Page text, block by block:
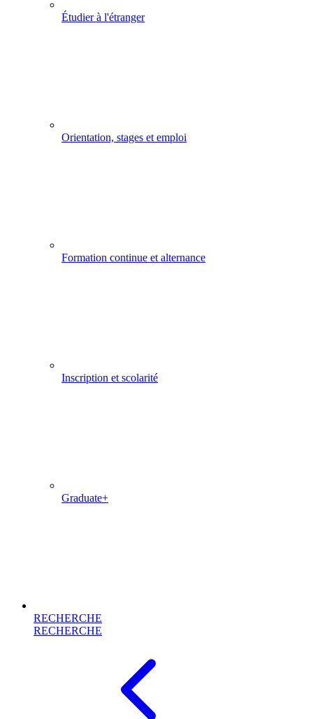
Étudier à l'étranger
Orientation, stages et emploi
Formation continue et alternance
Inscription et scolarité
Graduate+
RECHERCHE
RECHERCHE